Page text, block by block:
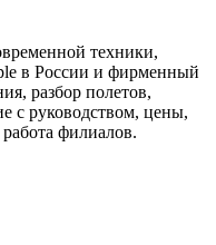
техники,
в России и фирменный
разбор полетов,
с руководством, цены,
филиалов.